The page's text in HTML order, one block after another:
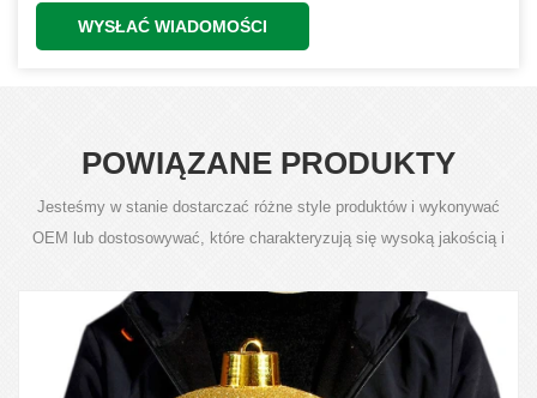
WYSŁAĆ WIADOMOŚCI
POWIĄZANE PRODUKTY
Jesteśmy w stanie dostarczać różne style produktów i wykonywać
OEM lub dostosowywać, które charakteryzują się wysoką jakością i